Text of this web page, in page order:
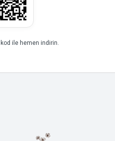
kod ile hemen indirin.